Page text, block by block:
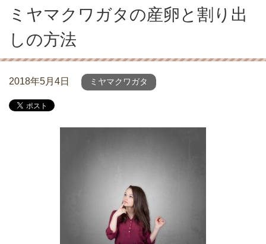
ミヤマクワガタの産卵と割り出
しの方法
2018年5月4日 ミヤマクワガタ